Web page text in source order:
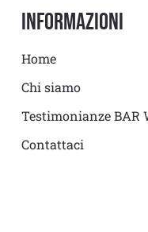
Informazioni
Home
Chi siamo
Testimonianze BAR
Contattaci